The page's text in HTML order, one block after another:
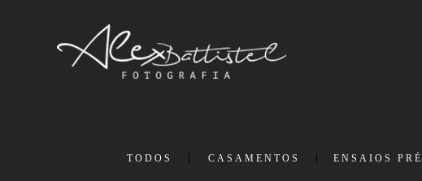
TODOS CASAMENTOS ENSAIOS